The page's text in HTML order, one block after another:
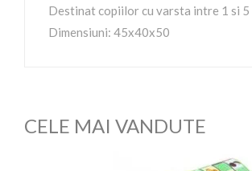
Destinat copiilor cu varsta intre 1 si 5
Dimensiuni: 45x40x50
CELE MAI VANDUTE